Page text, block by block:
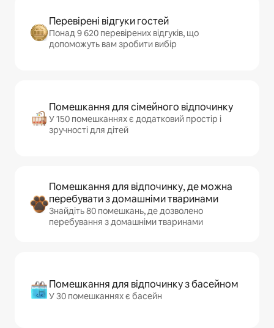
Перевірені відгуки гостей
Понад 9 620 перевірених відгуків, що
допоможуть вам зробити вибір
Помешкання для сімейного відпочинку
У 150 помешканнях є додатковий простір і
зручності для дітей
Помешкання для відпочинку, де можна
перебувати з домашніми тваринами
Знайдіть 80 помешкань, де дозволено
перебування з домашніми тваринами
Помешкання для відпочинку з басейном
У 30 помешканнях є басейн